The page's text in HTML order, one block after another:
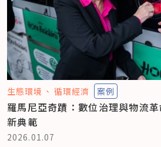
生態環境 循環經濟 案例
羅馬尼亞奇蹟：數位治理與物流
新典範
2026.01.07